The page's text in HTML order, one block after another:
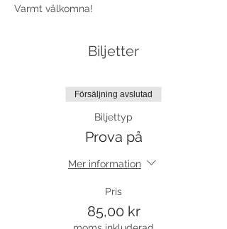
Varmt välkomna!
Biljetter
Försäljning avslutad
Biljettyp
Prova på
Mer information
Pris
85,00 kr